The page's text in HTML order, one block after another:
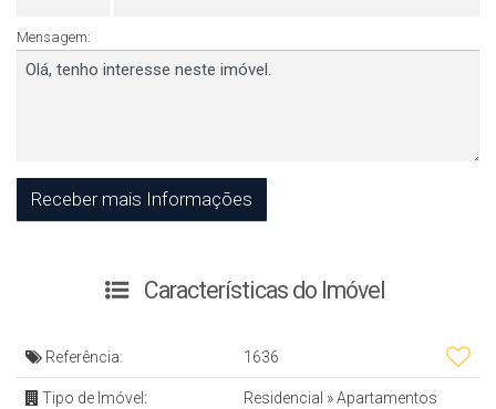
Mensagem:
Características do Imóvel
Referência: 1636
Tipo de Imóvel: Residencial »Apartamentos